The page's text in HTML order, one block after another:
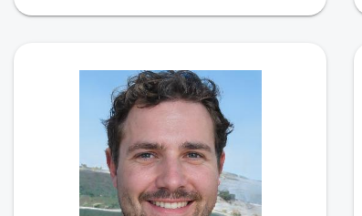
Je suis une personne calme honnête poli